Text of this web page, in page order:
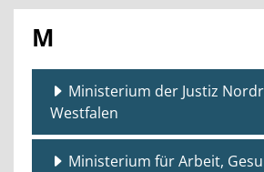
M
Ministerium der Justiz
Westfalen
Ministerium für Arbeit,